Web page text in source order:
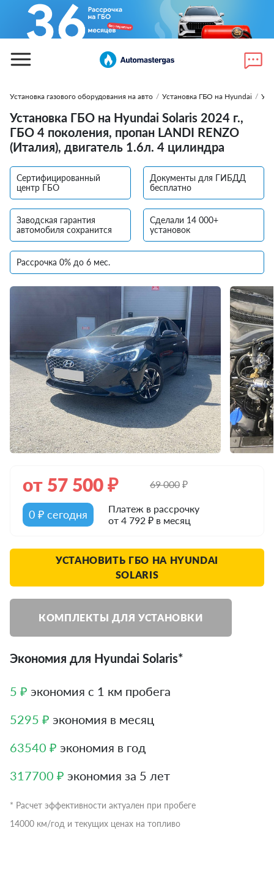
Установка газового оборудования на авто / Установка ГБО на Hyundai /
Установка ГБО на Hyundai Solaris 2024 г.,
ГБО 4 поколения, пропан LANDI RENZO
(Италия), двигатель 1.6л. 4 цилиндра
Сертифицированный
центр ГБО
Документы для ГИБДД
бесплатно
Заводская гарантия
автомобиля сохранится
Сделали 14 000+
установок
Рассрочка 0% до 6 мес.
от 57 500₽ 69 000₽
0 ₽ сегодня
Платеж в рассрочку
от 4 792 ₽ в месяц
УСТАНОВИТЬ ГБО НА HYUNDAI
SOLARIS
КОМПЛЕКТЫ ДЛЯ УСТАНОВКИ
Экономия для Hyundai Solaris*
5 ₽ экономия с 1 км пробега
5295 ₽ экономия в месяц
63540 ₽ экономия в год
317700 ₽ экономия за 5 лет
* Расчет эффективности актуален при пробеге
14000 км/год и текущих ценах на топливо